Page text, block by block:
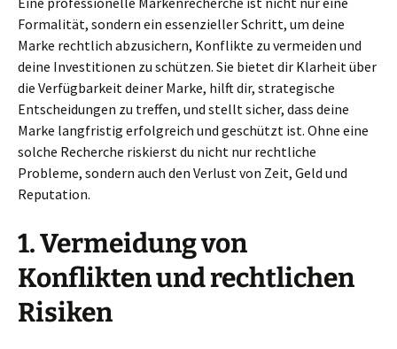
Formalität, sondern ein essenzieller Schritt, um deine
Marke rechtlich abzusichern, Konflikte zu vermeiden und
deine Investitionen zu schützen. Sie bietet dir Klarheit über
die Verfügbarkeit deiner Marke, hilft dir, strategische
Entscheidungen zu treffen, und stellt sicher, dass deine
Marke langfristig erfolgreich und geschützt ist. Ohne eine
solche Recherche riskierst du nicht nur rechtliche
Probleme, sondern auch den Verlust von Zeit, Geld und
Reputation.
1.Vermeidung von
Konflikten und rechtlichen
Risiken